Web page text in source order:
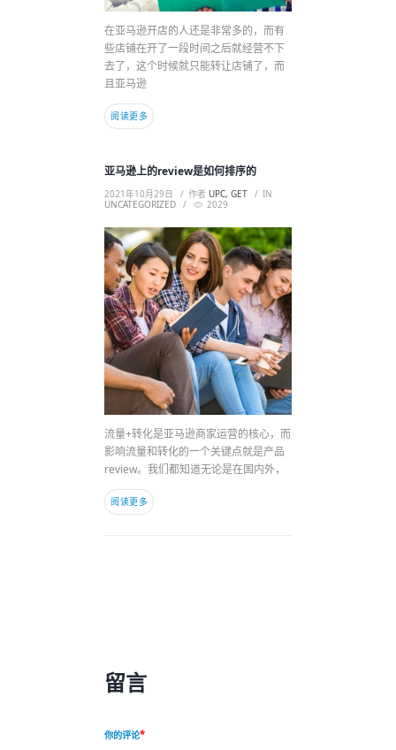
在亚马逊开店的人还是非常多的，而有
些店铺在开了一段时间之后就经营不下
去了，这个时候就只能转让店铺了，而
且亚马逊
阅读更多
亚马逊上的review是如何排序的
2021年10月29日 作者 UPC, GET
IN
UNCATEGORIZED
2029
流量+转化是亚马逊商家运营的核心，而
影响流量和转化的一个关键点就是产品
review。我们都知道无论是在国内外，
阅读更多
留言
你的评论